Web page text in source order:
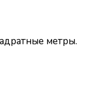
метры.